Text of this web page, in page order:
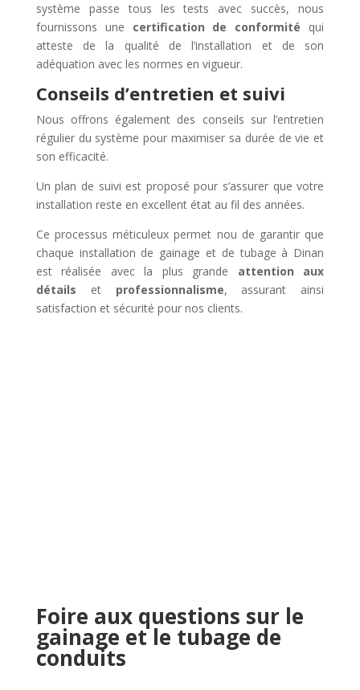
système passe tous les tests avec succès, nous
fournissons une certification de conformité qui
atteste de la qualité de l’installation et de son
adéquation avec les normes en vigueur.
Conseils d’entretien et suivi
Nous offrons également des conseils sur l’entretien
régulier du système pour maximiser sa durée de vie et
son efficacité.
Un plan de suivi est proposé pour s’assurer que votre
installation reste en excellent état au fil des années.
Ce processus méticuleux permet nou de garantir que
chaque installation de gainage et de tubage à Dinan
est réalisée avec la plus grande attention aux
détails et professionnalisme, assurant ainsi
satisfaction et sécurité pour nos clients.
Foire aux questions sur le
gainage et le tubage de
conduits